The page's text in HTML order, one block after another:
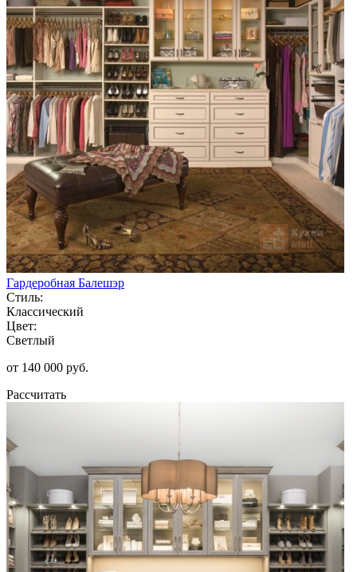
Гардеробная Балешэр
Стиль:
Классический
Цвет:
Светлый
от 140 000 руб.
Рассчитать